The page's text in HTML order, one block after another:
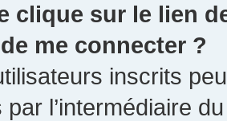
clique sur le lien
me connecter ?
inscrits
par l’intermédiaire